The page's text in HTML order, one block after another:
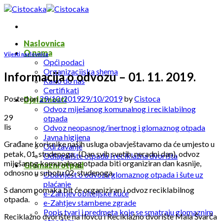
Skip
content
Naslovnica
O nama
Opći podaci
Organizacijska shema
Kako do nas
Certifikati
Djelatnosti
Odvoz miješanog komunalnog i reciklabilnog
otpada
Odvoz neopasnog/inertnog i glomaznog otpada
Javna higijena
Održavanje
Odlagalište otpada i reciklažna dvorišta
Glomazni otpad
Obavijest o odvozu glomaznog otpada i šute uz
plaćanje
e-Zahtjev obiteljske kuće
e-Zahtjev stambene zgrade
Popis tvari i predmeta koje se smatraju glomaznim
Vijesti naslovnica
Informacija o odvozu – 01. 11. 2019.
Posted on29/10/201929/10/2019byCistoca
29
lis
Građane korisnike naših usluga obavještavamo da će umjesto u
petak, 01. studenoga, (Dan svih svetih, neradni dan), odvoz
miješanog komunalnog otpada biti organiziran dan kasnije,
odnosno u subotu 02. studenoga.
S danom pomaka bit će organiziran i odvoz reciklabilnog
otpada.
Reciklažno dvorište na Ilovcu i Reciklažno dvorište Mala Švarča